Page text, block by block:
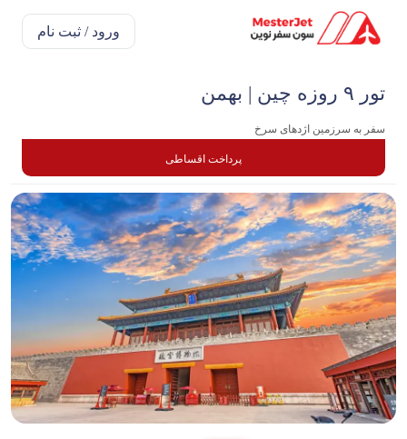
ورود / ثبت نام
تور ۹ روزه چین | بهمن
سفر به سرزمین اژدهای سرخ
پرداخت اقساطی